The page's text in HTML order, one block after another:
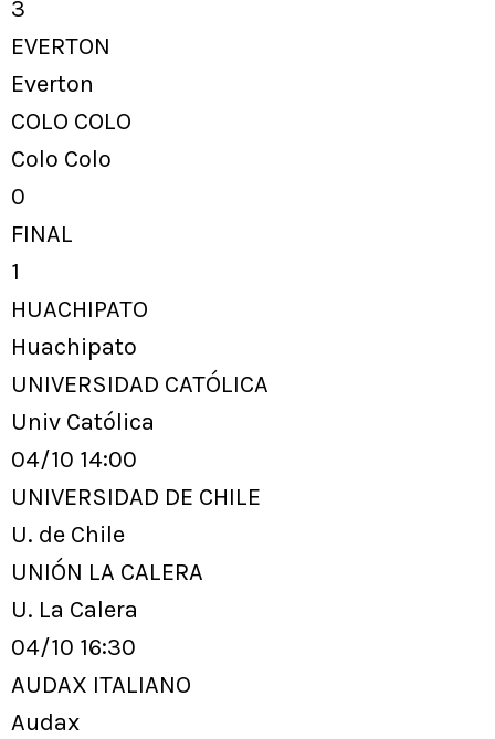
3
EVERTON
Everton
COLO COLO
Colo Colo
0
FINAL
1
HUACHIPATO
Huachipato
UNIVERSIDAD CATÓLICA
Univ Católica
04/10 14:00
UNIVERSIDAD DE CHILE
U. de Chile
UNIÓN LA CALERA
U. La Calera
04/10 16:30
AUDAX ITALIANO
Audax